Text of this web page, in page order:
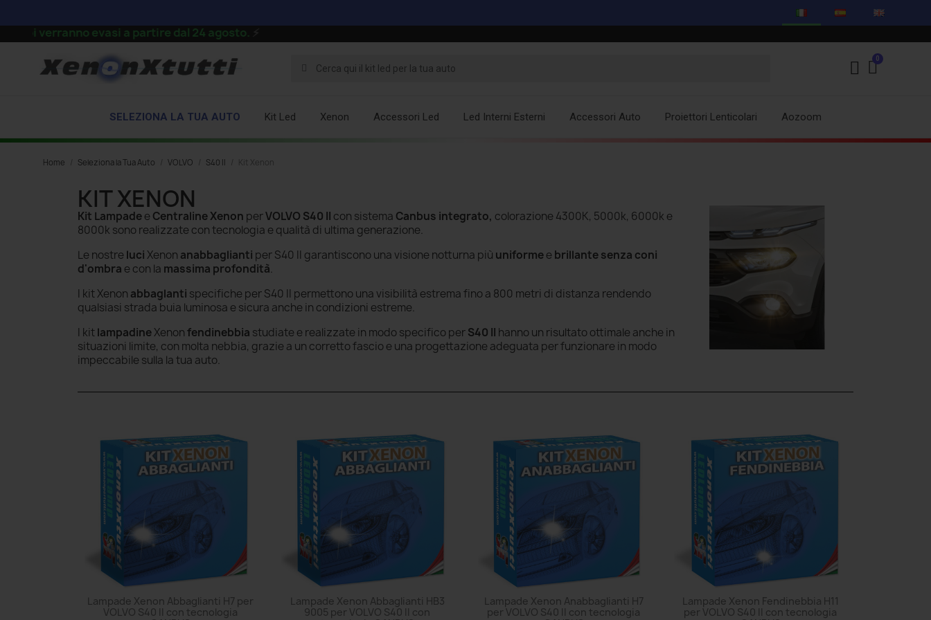
verranno evasi a partire dal 24 agosto.⚡
SELEZIONA LA TUA AUTO Kit Led Xenon Accessori Led Led Interni Esterni Accessori Auto Proiettori Lenticolari Aozoom
Home Seleziona la Tua Auto VOLVO S40 II Kit Xenon
KIT XENON
Kit Lampadee Centraline Xenon perVOLVO S40 II con sistema Canbus integrato, colorazione 4300K, 5000k, 6000k e
8000k sono realizzate con tecnologia e qualità di ultima generazione.
Le nostre luciXenon anabbaglianti per S40 II garantiscono una visione notturna più uniformee brillante senza coni
d'ombra e con la massima profondità.
I kit Xenon abbaglanti specifiche per S40 II permettono una visibilità estrema fino a 800 metri di distanza rendendo
qualsiasi strada buia luminosa e sicura anche in condizioni estreme.
I kitlampadineXenonfendinebbia studiate e realizzate in modo specifico perS40 II hanno un risultato ottimale anche in
situazioni limite, con molta nebbia, grazie a un corretto fascio e una progettazione adeguata per funzionare in modo
impeccabile sulla la tua auto.
Lampade Xenon Abbaglianti H7 per
VOLVO S40 II con tecnologia
Lampade Xenon Abbaglianti HB3
9005 per VOLVO S40 II con
Lampade Xenon Anabbaglianti H7
per VOLVO S40 II con tecnologia
Lampade Xenon Fendinebbia H11
per VOLVO S40 II con tecnologia